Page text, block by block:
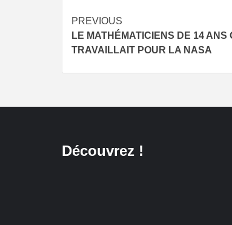
Continue
Reading
PREVIOUS
LE MATHÉMATICIENS DE 14 ANS
TRAVAILLAIT POUR LA NASA
Découvrez !